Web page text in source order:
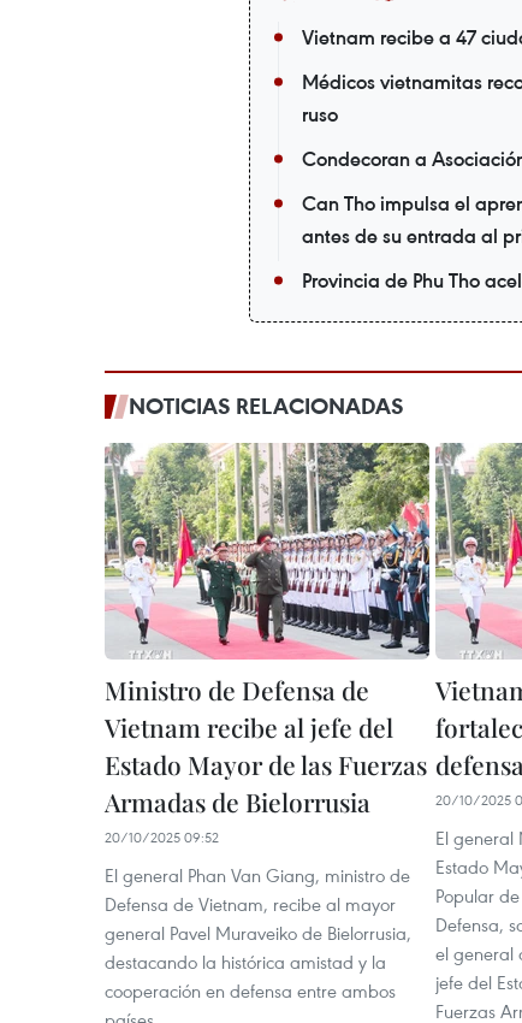
Vietnam recibe a 47
Médicos vietnamitas
ruso
Condecoran a
Can Tho impulsa el
antes de su entrada al
Provincia de Phu Tho
NOTICIAS RELACIONADAS
Ministro de Defensa de
Vietnam recibe al jefe del
Estado Mayor de las Fuerzas
Armadas de Bielorrusia
20/10/2025 09:52
El general Phan Van Giang, ministro de
Defensa de Vietnam, recibe al mayor
general Pavel Muraveiko de Bielorrusia,
destacando la histórica amistad y la
cooperación en defensa entre ambos
defensa
20/10/2025
El general
Estado
Popular
Defensa,
el general
jefe del
Fuerzas